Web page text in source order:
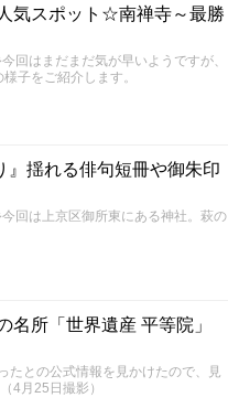
気スポット☆南禅寺～最勝
回はまだまだ気が早いようですが、
子をご紹介します。
』揺れる俳句短冊や御朱印
回は上京区御所東にある神社。萩の
名所「世界遺産 平等院」
たとの公式情報を見かけたので、見
4月25日撮影）